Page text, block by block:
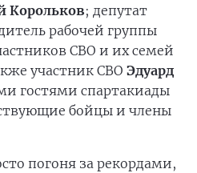
Корольков; депутат
рабочей группы
СВО и их семей
участник СВО Эдуард
гостями спартакиады
бойцы и члены
погоня за рекордами,